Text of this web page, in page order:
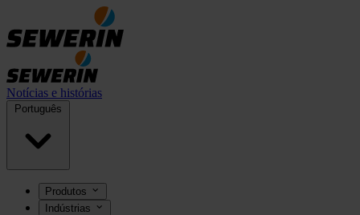
Notícias e histórias
Português
Produtos
Indústrias